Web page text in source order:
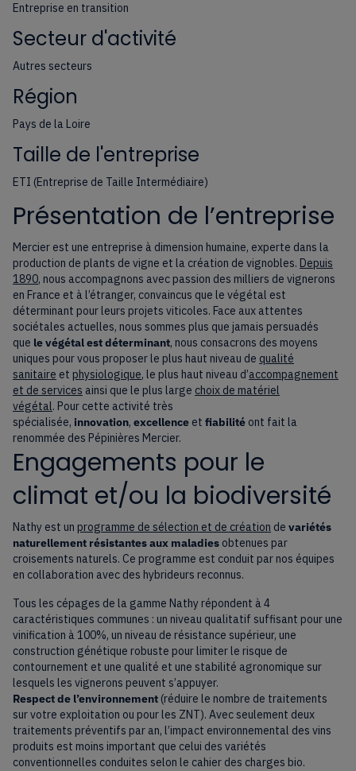
Entreprise en transition
Secteur d'activité
Autres secteurs
Région
Pays de la Loire
Taille de l'entreprise
ETI (Entreprise de Taille Intermédiaire)
Présentation de l’entreprise
Mercier est une entreprise à dimension humaine, experte dans la
production de plants de vigne et la création de vignobles. Depuis
1890, nous accompagnons avec passion des milliers de vignerons
en France et à l’étranger, convaincus que le végétal est
déterminant pour leurs projets viticoles. Face aux attentes
sociétales actuelles, nous sommes plus que jamais persuadés
que le végétal est déterminant, nous consacrons des moyens
uniques pour vous proposer le plus haut niveau de qualité
sanitaire et physiologique, le plus haut niveau d’accompagnement
et de services ainsi que le plus large choix de matériel
végétal. Pour cette activité très
spécialisée, innovation, excellence et fiabilité ont fait la
renommée des Pépinières Mercier.
Engagements pour le
climat et/ou la biodiversité
Nathy est un programme de sélection et de création de variétés
naturellement résistantes aux maladies obtenues par
croisements naturels. Ce programme est conduit par nos équipes
en collaboration avec des hybrideurs reconnus.
Tous les cépages de la gamme Nathy répondent à 4
caractéristiques communes : un niveau qualitatif suffisant pour une
vinification à 100%, un niveau de résistance supérieur, une
construction génétique robuste pour limiter le risque de
contournement et une qualité et une stabilité agronomique sur
lesquels les vignerons peuvent s’appuyer.
Respect de l’environnement (réduire le nombre de traitements
sur votre exploitation ou pour les ZNT). Avec seulement deux
traitements préventifs par an, l’impact environnemental des vins
produits est moins important que celui des variétés
conventionnelles conduites selon le cahier des charges bio.